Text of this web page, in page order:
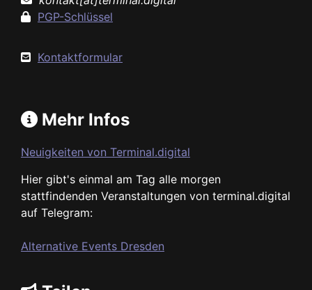
PGP-Schlüssel
Kontaktformular
Mehr Infos
Neuigkeiten von Terminal.digital
Hier gibt's einmal am Tag alle morgen
stattfindenden Veranstaltungen von terminal.digital
auf Telegram:
Alternative Events Dresden